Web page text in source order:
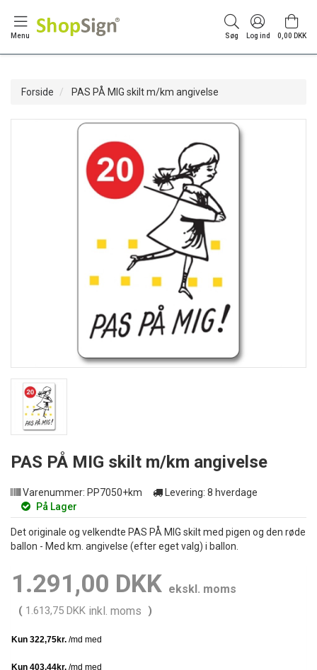
Menu Søg Log ind 0,00 DKK
Forside PAS PÅ MIG skilt m/km angivelse
PAS PÅ MIG skilt m/km angivelse
Varenummer: PP7050+km Levering: 8 hverdage
På Lager
Det originale og velkendte PAS PÅ MIG skilt med pigen og den røde
ballon - Med km. angivelse (efter eget valg) i ballon.
1.291,00 DKK ekskl. moms
( 1.613,75 DKK inkl. moms )